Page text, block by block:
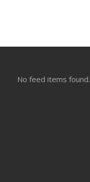
No feed items found.